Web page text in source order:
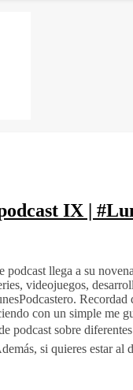
IX |
podcast llega a su
videojuegos,
Recordad
con un simple me
podcast sobre
si quieres estar al